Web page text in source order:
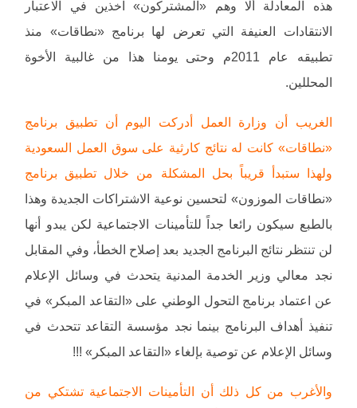
هذه المعادلة ألا وهم «المشتركون» آخذين في الاعتبار
الانتقادات العنيفة التي تعرض لها برنامج «نطاقات» منذ
تطبيقه عام 2011م وحتى يومنا هذا من غالبية الأخوة
المحللين.
الغريب أن وزارة العمل أدركت اليوم أن تطبيق برنامج
«نطاقات» كانت له نتائج كارثية على سوق العمل السعودية
ولهذا ستبدأ قريباً بحل المشكلة من خلال تطبيق برنامج
«نطاقات الموزون» لتحسين نوعية الاشتراكات الجديدة وهذا
بالطبع سيكون رائعا جداً للتأمينات الاجتماعية لكن يبدو أنها
لن تنتظر نتائج البرنامج الجديد بعد إصلاح الخطأ، وفي المقابل
نجد معالي وزير الخدمة المدنية يتحدث في وسائل الإعلام
عن اعتماد برنامج التحول الوطني على «التقاعد المبكر» في
تنفيذ أهداف البرنامج بينما نجد مؤسسة التقاعد تتحدث في
وسائل الإعلام عن توصية بإلغاء «التقاعد المبكر» !!!
والأغرب من كل ذلك أن التأمينات الاجتماعية تشتكي من